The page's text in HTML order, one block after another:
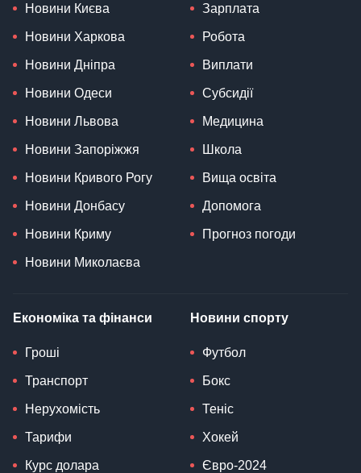
Новини Києва
Новини Харкова
Новини Дніпра
Новини Одеси
Новини Львова
Новини Запоріжжя
Новини Кривого Рогу
Новини Донбасу
Новини Криму
Новини Миколаєва
Зарплата
Робота
Виплати
Субсидії
Медицина
Школа
Вища освіта
Допомога
Прогноз погоди
Економіка та фінанси
Гроші
Транспорт
Нерухомість
Тарифи
Курс долара
Новини спорту
Футбол
Бокс
Теніс
Хокей
Євро-2024